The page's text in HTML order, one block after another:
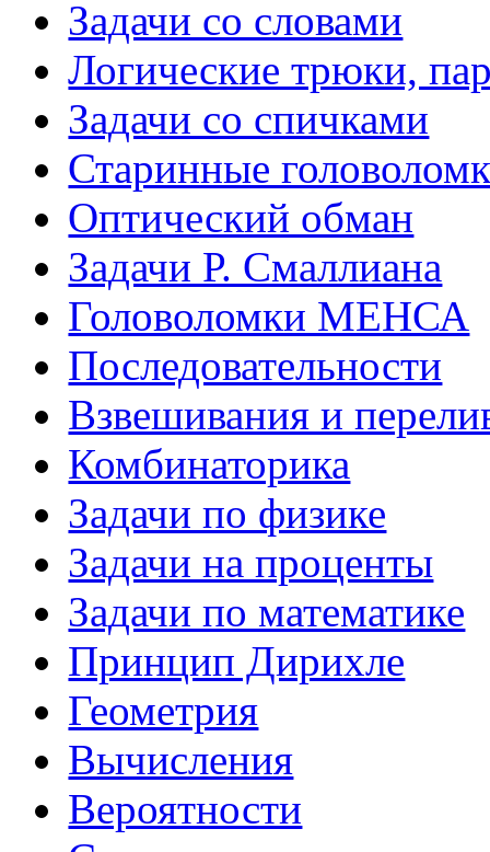
Задачи со словами
Логические трюки,
Задачи со спичками
Старинные
Оптический обман
Задачи Р. Смаллиана
Головоломки МЕНСА
Последовательности
Взвешивания и
Комбинаторика
Задачи по физике
Задачи на проценты
Задачи по математике
Принцип Дирихле
Геометрия
Вычисления
Вероятности